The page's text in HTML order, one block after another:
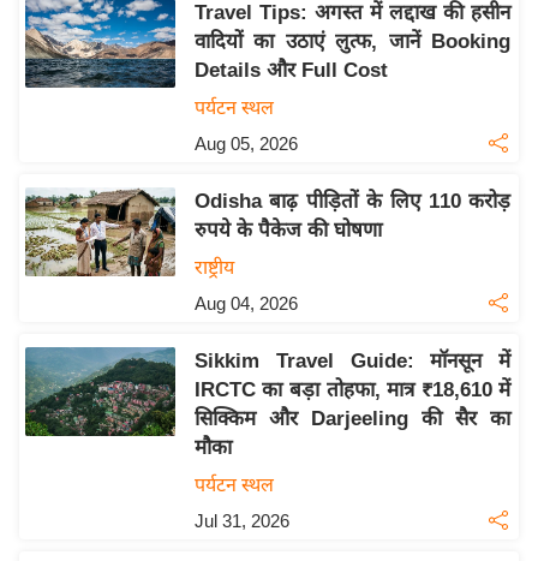
र्रा
ष्ट्री
य
स
उ
द्यो
ज
ग
त
वि
Travel Tips: अगस्त में लद्दाख की हसीन
वादियों का उठाएं लुत्फ, जानें Booking
Details और Full Cost
पर्यटन स्थल
Aug 05, 2026
Odisha बाढ़ पीड़ितों के लिए 110 करोड़
रुपये के पैकेज की घोषणा
राष्ट्रीय
Aug 04, 2026
Sikkim Travel Guide: मॉनसून में
IRCTC का बड़ा तोहफा, मात्र ₹18,610 में
सिक्किम और Darjeeling की सैर का
मौका
पर्यटन स्थल
Jul 31, 2026